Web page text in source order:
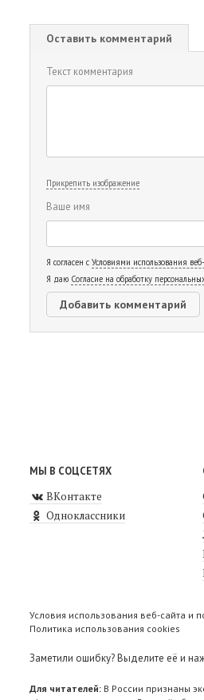
Оставить комментарий
Текст комментария
Прикрепить изображение
Ваше имя
Я согласен с Условиями использования
Я даю Согласие на обработку
МЫ В СОЦСЕТЯХ
ВКонтакте
Одноклассники
Условия использования веб-сайта и
Политика использования cookies
Заметили ошибку? Выделите её и
Для читателей: В России признаны